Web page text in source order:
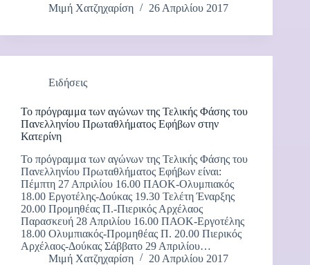
Μιμή Χατζηχαρίση 26 Απριλίου 2017
Ειδήσεις
Το πρόγραμμα των αγώνων της Τελικής Φάσης του
Πανελληνίου Πρωταθλήματος Εφήβων στην
Κατερίνη
Το πρόγραμμα των αγώνων της Τελικής Φάσης του
Πανελληνίου Πρωταθλήματος Εφήβων είναι:
Πέμπτη 27 Απριλίου 16.00 ΠΑΟΚ-Ολυμπιακός
18.00 Εργοτέλης-Δούκας 19.30 Τελέτη Έναρξης
20.00 Προμηθέας Π.-Πιερικός Αρχέλαος
Παρασκευή 28 Απριλίου 16.00 ΠΑΟΚ-Εργοτέλης
18.00 Ολυμπιακός-Προμηθέας Π. 20.00 Πιερικός
Αρχέλαος-Δούκας Σάββατο 29 Απριλίου…
Μιμή Χατζηχαρίση
20 Απριλίου 2017